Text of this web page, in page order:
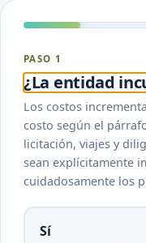
PASO 1
¿La entidad
Los costos
costo según el
licitación, viajes y
sean explícitamente
cuidadosamente los
Sí